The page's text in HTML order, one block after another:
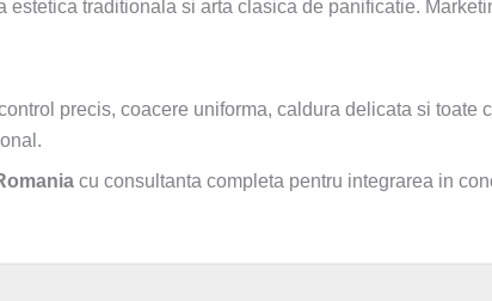
traditionala si arta clasica de panificatie.
precis, coacere uniforma, caldura delicata si toate
cu consultanta completa pentru integrarea in